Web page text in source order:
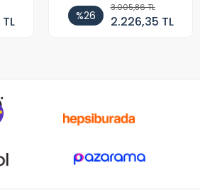
%26
3.005,86 TL
2.226,35 TL